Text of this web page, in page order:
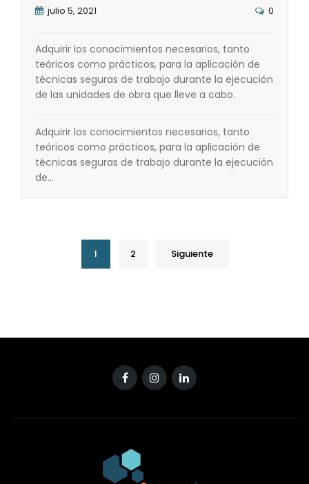
julio 5, 2021 0
Adquirir los conocimientos necesarios, tanto
teóricos como prácticos, para la aplicación de
técnicas seguras de trabajo durante la ejecución
de las unidades de obra que lleve a cabo.
Adquirir los conocimientos necesarios, tanto
teóricos como prácticos, para la aplicación de
técnicas seguras de trabajo durante la ejecución
de…
1 2 Siguiente